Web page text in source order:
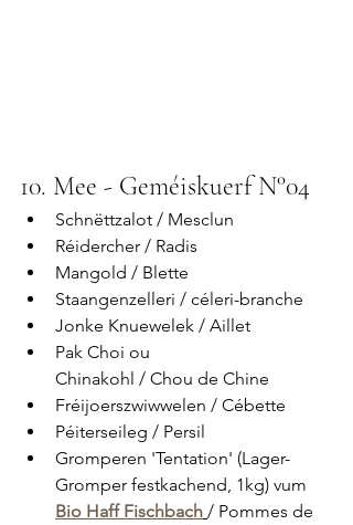
10. Mee - Geméiskuerf N°04
Schnëttzalot / Mesclun
Réidercher / Radis
Mangold / Blette
Staangenzelleri / céleri-branche
Jonke Knuewelek / Aillet
Pak Choi ou
Chinakohl / Chou de Chine
Fréijoerszwiwwelen / Cébette
Péiterseileg / Persil
Gromperen 'Tentation' (Lager-
Gromper festkachend, 1kg) vum
Bio Haff Fischbach / Pommes de